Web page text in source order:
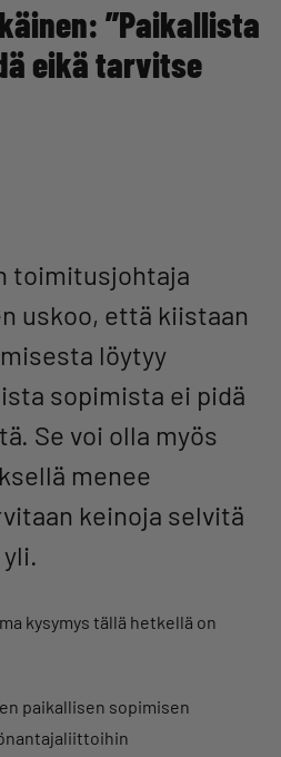
”Paikallista
eikä tarvitse
toimitusjohtaja
uskoo, että kiistaan
löytyy
sopimista ei pidä
Se voi olla myös
menee
keinoja selvitä
kysymys tällä hetkellä on
paikallisen sopimisen